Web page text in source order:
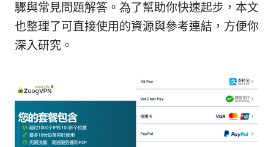
驟與常見問題解答。為了幫助你快速起步，本文
也整理了可直接使用的資源與參考連結，方便你
深入研究。